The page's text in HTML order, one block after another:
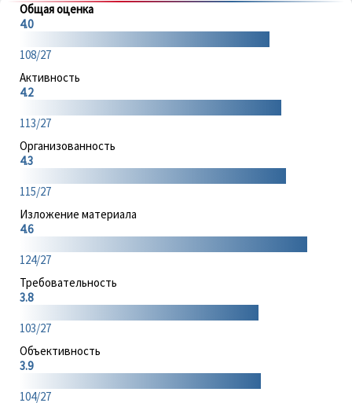
Общая оценка
4.0
108/27
Активность
4.2
113/27
Организованность
4.3
115/27
Изложение материала
4.6
124/27
Требовательность
3.8
103/27
Объективность
3.9
104/27